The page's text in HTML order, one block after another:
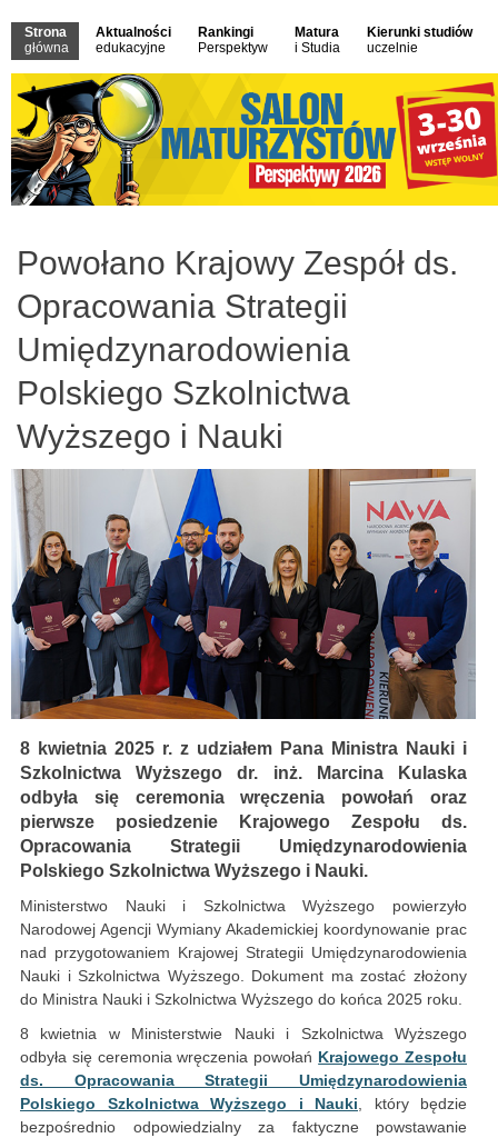
Strona
główna
Aktualności
edukacyjne
Rankingi
Perspektyw
Matura
i Studia
Kierunki studiów
uczelnie
Powołano Krajowy Zespół ds.
Opracowania Strategii
Umiędzynarodowienia
Polskiego Szkolnictwa
Wyższego i Nauki
8 kwietnia 2025 r. z udziałem Pana Ministra Nauki i
Szkolnictwa Wyższego dr. inż. Marcina Kulaska
odbyła się ceremonia wręczenia powołań oraz
pierwsze posiedzenie Krajowego Zespołu ds.
Opracowania Strategii Umiędzynarodowienia
Polskiego Szkolnictwa Wyższego i Nauki.
Ministerstwo Nauki i Szkolnictwa Wyższego powierzyło
Narodowej Agencji Wymiany Akademickiej koordynowanie prac
nad przygotowaniem Krajowej Strategii Umiędzynarodowienia
Nauki i Szkolnictwa Wyższego. Dokument ma zostać złożony
do Ministra Nauki i Szkolnictwa Wyższego do końca 2025 roku.
8 kwietnia w Ministerstwie Nauki i Szkolnictwa Wyższego
odbyła się ceremonia wręczenia powołań Krajowego Zespołu
ds. Opracowania Strategii Umiędzynarodowienia
Polskiego Szkolnictwa Wyższego i Nauki, który będzie
bezpośrednio odpowiedzialny za faktyczne powstawanie